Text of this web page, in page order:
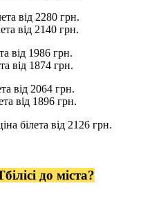
від 2280 грн.
від 2140 грн.
від 1986 грн.
від 1874 грн.
від 2064 грн.
від 1896 грн.
білета від 2126 грн.
до міста?